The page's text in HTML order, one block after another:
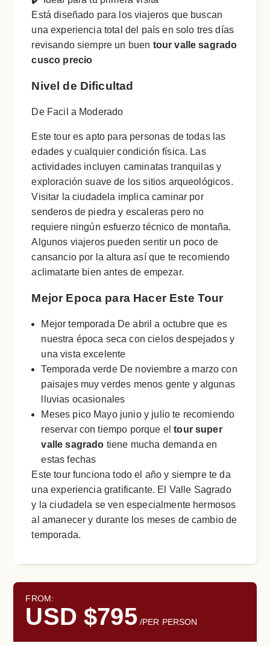
Está diseñado para los viajeros que buscan
una experiencia total del país en solo tres días
revisando siempre un buen tour valle sagrado
cusco precio
Nivel de Dificultad
De Facil a Moderado
Este tour es apto para personas de todas las
edades y cualquier condición física. Las
actividades incluyen caminatas tranquilas y
exploración suave de los sitios arqueológicos.
Visitar la ciudadela implica caminar por
senderos de piedra y escaleras pero no
requiere ningún esfuerzo técnico de montaña.
Algunos viajeros pueden sentir un poco de
cansancio por la altura así que te recomiendo
aclimatarte bien antes de empezar.
Mejor Epoca para Hacer Este Tour
Mejor temporada De abril a octubre que es
nuestra época seca con cielos despejados y
una vista excelente
Temporada verde De noviembre a marzo con
paisajes muy verdes menos gente y algunas
lluvias ocasionales
Meses pico Mayo junio y julio te recomiendo
reservar con tiempo porque eltour super
valle sagrado tiene mucha demanda en
estas fechas
Este tour funciona todo el año y siempre te da
una experiencia gratificante. El Valle Sagrado
y la ciudadela se ven especialmente hermosos
al amanecer y durante los meses de cambio de
temporada.
FROM:
USD $795/PER PERSON